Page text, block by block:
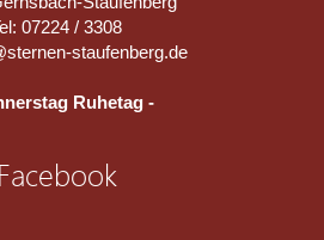
07224 / 3308
staufenberg.de
Ruhetag -
Facebook